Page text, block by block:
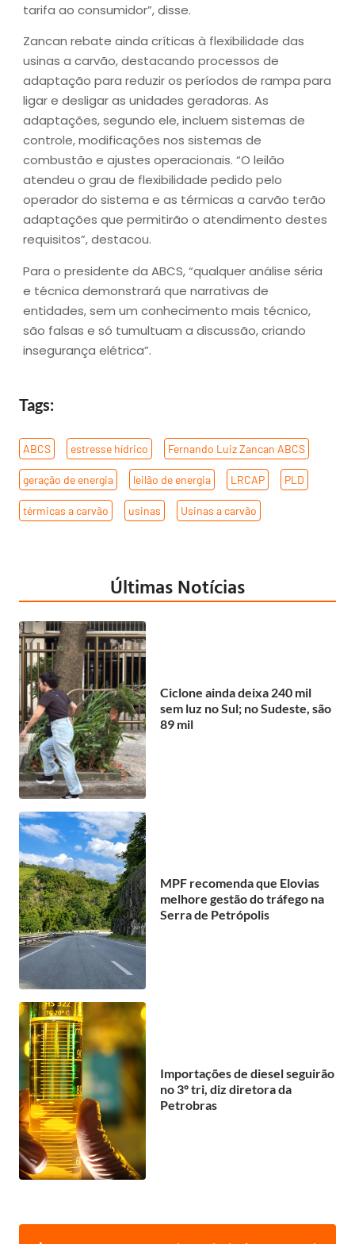
tarifa ao consumidor”, disse.
Zancan rebate ainda críticas à flexibilidade das
usinas a carvão, destacando processos de
adaptação para reduzir os períodos de rampa para
ligar e desligar as unidades geradoras. As
adaptações, segundo ele, incluem sistemas de
controle, modificações nos sistemas de
combustão e ajustes operacionais. “O leilão
atendeu o grau de flexibilidade pedido pelo
operador do sistema e as térmicas a carvão terão
adaptações que permitirão o atendimento destes
requisitos”, destacou.
Para o presidente da ABCS, “qualquer análise séria
e técnica demonstrará que narrativas de
entidades, sem um conhecimento mais técnico,
são falsas e só tumultuam a discussão, criando
insegurança elétrica”.
Tags:
ABCS estresse hídrico Fernando Luiz Zancan ABCS
geração de energia leilão de energia LRCAP PLD
térmicas a carvão usinas Usinas a carvão
Últimas Notícias
Ciclone ainda deixa 240 mil
sem luz no Sul; no Sudeste, são
89 mil
MPF recomenda que Elovias
melhore gestão do tráfego na
Serra de Petrópolis
Importações de diesel seguirão
no 3º tri, diz diretora da
Petrobras